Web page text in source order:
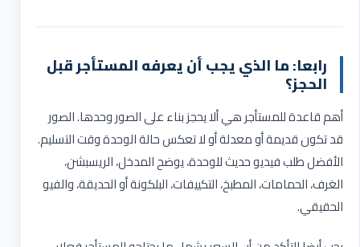
رابعا: ما الذي يجب أن يعرفه المستأجر قبل
الحجز؟
أهم قاعدة للمستأجر هي ألا يحجز بناء على الصور وحدها. الصور
قد تكون قديمة أو معدلة أو لا تعكس حالة الوحدة وقت التسليم.
الأفضل طلب فيديو حديث للوحدة، يوضح المدخل، الريسبشن،
الغرف، الحمامات، المطبخ، التكييفات، البلكونة أو الحديقة، والفيو
الحقيقي.